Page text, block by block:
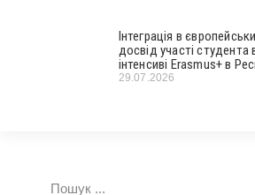
Інтеграція в
досвід участі
інтенсиві Erasmus+ в
29.07.2026